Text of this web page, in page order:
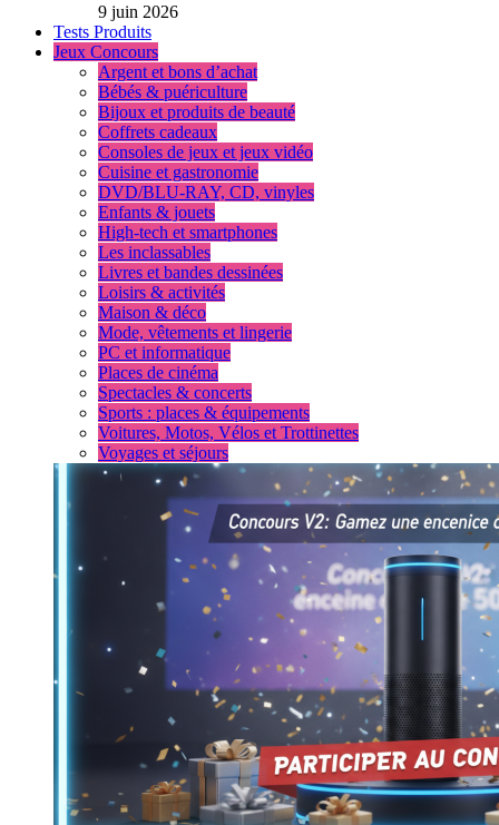
9 juin 2026
Tests Produits
Jeux Concours
Argent et bons d’achat
Bébés & puériculture
Bijoux et produits de beauté
Coffrets cadeaux
Consoles de jeux et jeux vidéo
Cuisine et gastronomie
DVD/BLU-RAY, CD, vinyles
Enfants & jouets
High-tech et smartphones
Les inclassables
Livres et bandes dessinées
Loisirs & activités
Maison & déco
Mode, vêtements et lingerie
PC et informatique
Places de cinéma
Spectacles & concerts
Sports : places & équipements
Voitures, Motos, Vélos et Trottinettes
Voyages et séjours